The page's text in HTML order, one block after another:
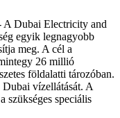
Dubai Electricity and
egyik legnagyobb
meg. A cél a
26 millió
földalatti tározóban.
Dubai vízellátását. A
szükséges speciális